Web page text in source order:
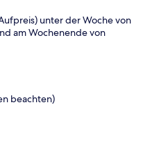
unter der Woche von
am Wochenende von
beachten)